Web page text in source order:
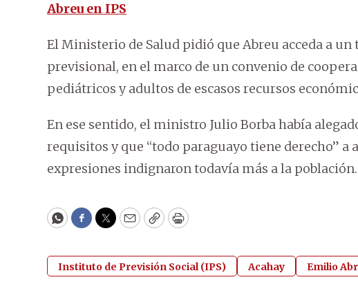
Abreu en IPS
El Ministerio de Salud pidió que Abreu acceda a
previsional, en el marco de un convenio de
pediátricos y adultos de escasos recursos
En ese sentido, el ministro Julio Borba había
requisitos y que “todo paraguayo tiene derecho” a
expresiones indignaron todavía más a la población.
WhatsApp
Facebook
Twitter
EmailCopyPrint
Instituto de Previsión Social (IPS) Acahay Emilio